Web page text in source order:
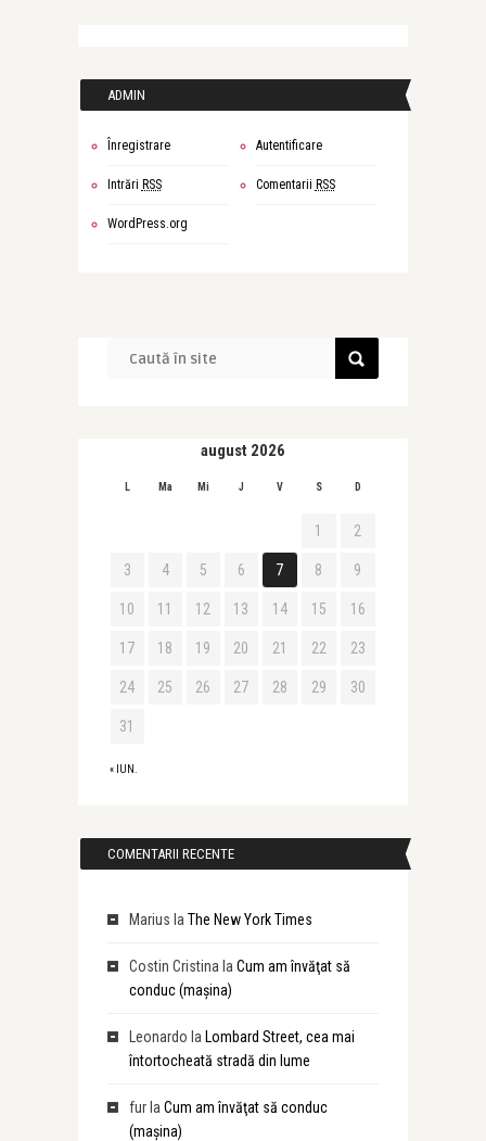
ADMIN
Înregistrare Autentificare
Intrări RSS Comentarii RSS
WordPress.org
august 2026
L Ma Mi J V S D
« IUN.
1 2
3 4 5 6 7 8 9
10 11 12 13 14 15 16
17 18 19 20 21 22 23
24 25 26 27 28 29 30
31
COMENTARII RECENTE
Marius la The New York Times
Costin Cristina la Cum am învăţat să
conduc (maşina)
Leonardo la Lombard Street, cea mai
întortocheată stradă din lume
furla Cum am învăţat să conduc
(maşina)